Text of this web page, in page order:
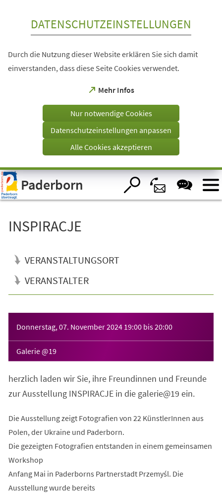
Visuelle
Assistenzsoftware
öffnen.
DATENSCHUTZEINSTELLUNGEN
Durch die Nutzung dieser Website erklären Sie sich damit
einverstanden, dass diese Seite Cookies verwendet.
Mehr Infos
(Öffnet
einem
Tab)
Nur notwendige Cookies
Datenschutzeinstellungen anpassen
Alle Cookies akzeptieren
Paderborn
INSPIRACJE
VERANSTALTUNGSORT
VERANSTALTER
Donnerstag, 07. November 2024 19:00 bis20:00
Galerie @19
herzlich laden wir Sie, ihre Freundinnen und Freunde
zur Ausstellung INSPIRACJE in die galerie@19 ein.
Die Ausstellung zeigt Fotografien von 22 KünstlerInnen aus
Polen, der Ukraine und Paderborn.
Die gezeigten Fotografien entstanden in einem gemeinsamen
Workshop
Anfang Mai in Paderborns Partnerstadt Przemyśl. Die
Ausstellung wurde bereits